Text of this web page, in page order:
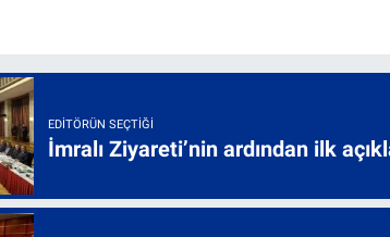
EDITÖRÜN SEÇTIĞI
İmralı Ziyareti’nin ardından ilk